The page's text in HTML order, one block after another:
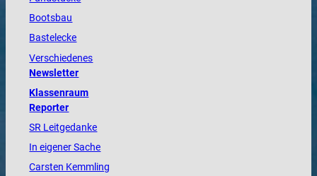
Bootsbau
Bastelecke
Verschiedenes
Newsletter
Klassenraum
Reporter
SR Leitgedanke
In eigener Sache
Carsten Kemmling